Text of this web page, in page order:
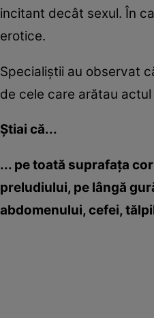
incitant decât sexul. În
erotice.
Specialiştii au observat
de cele care arătau actul
Ştiai că...
... pe toată suprafaţa
preludiului, pe lângă
abdomenului, cefei,